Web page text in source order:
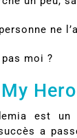
ne
moi ?
est un
a